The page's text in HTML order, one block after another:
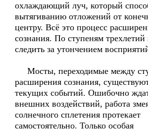
охлаждающий луч, который
вытягиванию отложений от
центру. Всё это процесс
сознания. По ступеням
следить за утончением
Мосты, переходимые между
расширения сознания,
текущих событий. Ошибочно
внешних воздействий, работа
солнечного сплетения протекает
самостоятельно. Только особая